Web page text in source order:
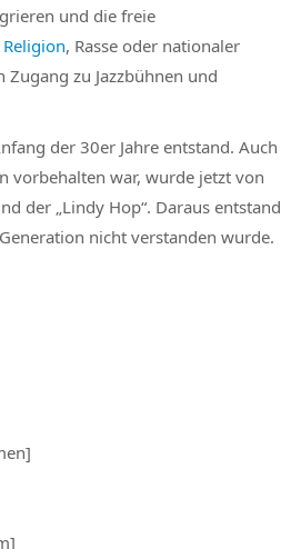
und die freie
Religion, Rasse oder nationaler
Zugang zu Jazzbühnen und
der 30er Jahre entstand. Auch
vorbehalten war, wurde jetzt von
der „Lindy Hop“. Daraus entstand
nicht verstanden wurde.